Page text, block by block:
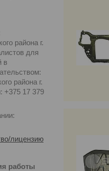
района г.
для
в
района г.
+375 17 379
лицензию
работы